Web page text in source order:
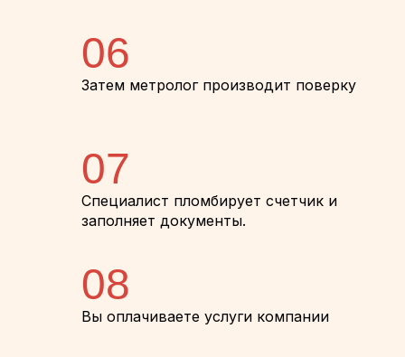
06
Затем метролог производит поверку
07
Специалист пломбирует счетчик и
заполняет документы.
08
Вы оплачиваете услуги компании